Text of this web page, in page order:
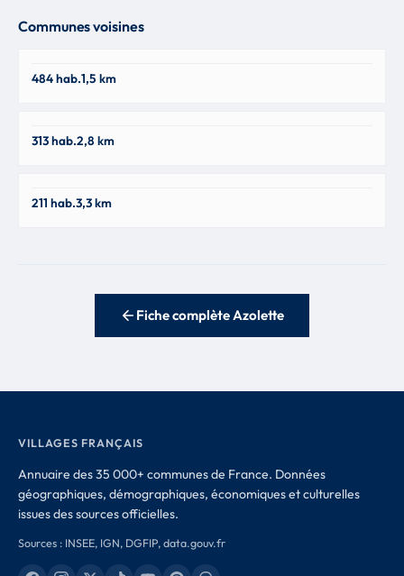
Communes voisines
69790
484 hab.1,5 km
42670
313 hab.2,8 km
42670
211 hab.3,3 km
Fiche complète Azolette
VILLAGES FRANÇAIS
Annuaire des 35 000+ communes de France. Données
géographiques, démographiques, économiques et culturelles
issues des sources officielles.
Sources : INSEE, IGN, DGFIP, data.gouv.fr